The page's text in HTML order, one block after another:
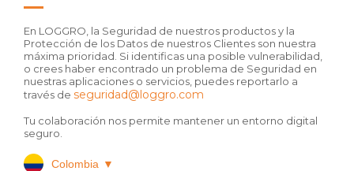
En LOGGRO, la Seguridad de nuestros productos y la
Protección de los Datos de nuestros Clientes son nuestra
máxima prioridad. Si identificas una posible vulnerabilidad,
o crees haber encontrado un problema de Seguridad en
nuestras aplicaciones o servicios, puedes reportarlo a
través de seguridad@loggro.com
Tu colaboración nos permite mantener un entorno digital
seguro.
Colombia ▼